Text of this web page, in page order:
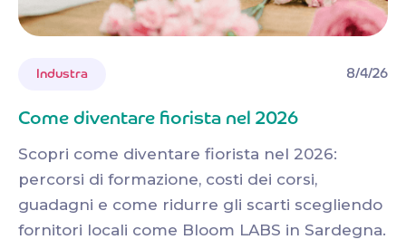
Industra 8/4/26
Come diventare fiorista nel 2026
Scopri come diventare fiorista nel 2026:
percorsi di formazione, costi dei corsi,
guadagni e come ridurre gli scarti scegliendo
fornitori locali come Bloom LABS in Sardegna.